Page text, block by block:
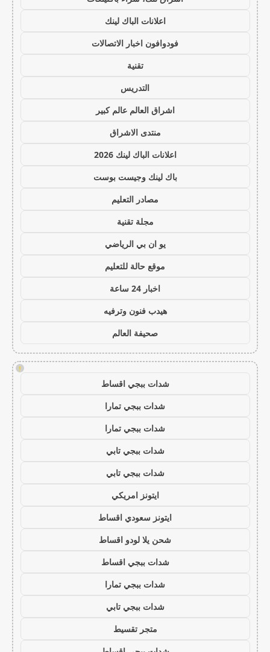
اعلانات الباك لينك
فودوافون اخبار الاتصالات
تقنية
التدريس
اشراق العالم عالم كبير
منتدى الاشراق
اعلانات الباك لينك 2026
باك لينك وجيست بوست
مصادر التعليم
مجلة تقنية
يو ان بي الرياضي
موقع حالة للتعليم
اخبار 24 ساعة
هيدب فنون وترفيه
صحيفة العالم
!
شدات ببجي اقساط
شدات ببجي تمارا
شدات ببجي تمارا
شدات ببجي تابي
شدات ببجي تابي
ايتونز امريكي
ايتونز سعودي اقساط
شحن يلا لودو اقساط
شدات ببجي اقساط
شدات ببجي تمارا
شدات ببجي تابي
متجر تقسيط